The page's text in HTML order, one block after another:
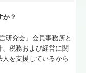
か？
研究会」会員事務所と
税務および経営に関
を支援しているから